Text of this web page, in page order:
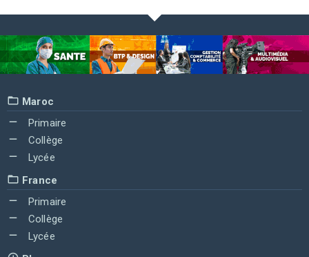
Maroc
Primaire
Collège
Lycée
France
Primaire
Collège
Lycée